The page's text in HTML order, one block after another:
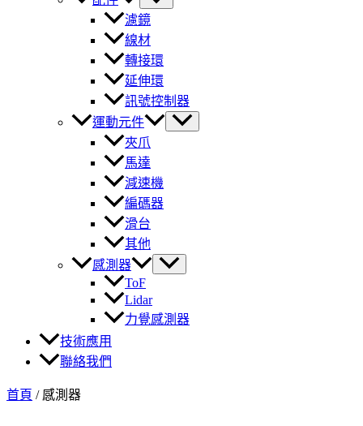
濾鏡
線材
轉接環
延伸環
訊號控制器
運動元件
夾爪
馬達
減速機
編碼器
滑台
其他
感測器
ToF
Lidar
力覺感測器
技術應用
聯絡我們
首頁 / 感測器